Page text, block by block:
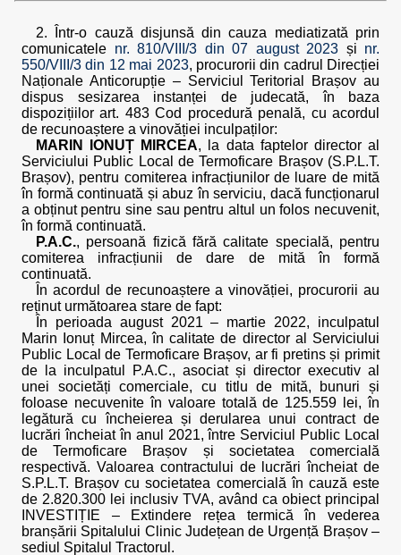
2. Într-o cauză disjunsă din cauza mediatizată prin
comunicatele nr. 810/VIII/3 din 07 august 2023 și nr.
550/VIII/3 din 12 mai 2023, procurorii din cadrul Direcției
Naționale Anticorupție – Serviciul Teritorial Brașov au
dispus sesizarea instanței de judecată, în baza
dispozițiilor art. 483 Cod procedură penală, cu acordul
de recunoaștere a vinovăției inculpaților:
MARIN IONUȚ MIRCEA, la data faptelor director al
Serviciului Public Local de Termoficare Brașov (S.P.L.T.
Brașov), pentru comiterea infracțiunilor de luare de mită
în formă continuată și abuz în serviciu, dacă funcționarul
a obținut pentru sine sau pentru altul un folos necuvenit,
în formă continuată.
P.A.C., persoană fizică fără calitate specială, pentru
comiterea infracțiunii de dare de mită în formă
continuată.
În acordul de recunoaștere a vinovăției, procurorii au
reținut următoarea stare de fapt:
În perioada august 2021 – martie 2022, inculpatul
Marin Ionuț Mircea, în calitate de director al Serviciului
Public Local de Termoficare Brașov, ar fi pretins și primit
de la inculpatul P.A.C., asociat și director executiv al
unei societăți comerciale, cu titlu de mită, bunuri și
foloase necuvenite în valoare totală de 125.559 lei, în
legătură cu încheierea și derularea unui contract de
lucrări încheiat în anul 2021, între Serviciul Public Local
de Termoficare Brașov și societatea comercială
respectivă. Valoarea contractului de lucrări încheiat de
S.P.L.T. Brașov cu societatea comercială în cauză este
de 2.820.300 lei inclusiv TVA, având ca obiect principal
INVESTIȚIE – Extindere rețea termică în vederea
branșării Spitalului Clinic Județean de Urgență Brașov –
sediul Spitalul Tractorul.